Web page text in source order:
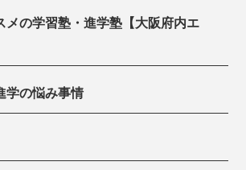
メの学習塾・進学塾【大阪府内エ
学の悩み事情